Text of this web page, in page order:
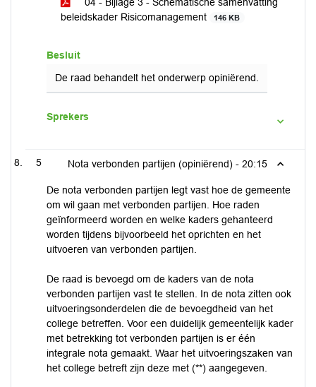
beleidskader Risicomanagement
146 KB
Besluit
De raad behandelt het onderwerp opiniërend.
Sprekers
5 Nota verbonden partijen (opiniërend) - 20:15
De nota verbonden partijen legt vast hoe de gemeente
om wil gaan met verbonden partijen. Hoe raden
geïnformeerd worden en welke kaders gehanteerd
worden tijdens bijvoorbeeld het oprichten en het
uitvoeren van verbonden partijen.
De raad is bevoegd om de kaders van de nota
verbonden partijen vast te stellen. In de nota zitten ook
uitvoeringsonderdelen die de bevoegdheid van het
college betreffen. Voor een duidelijk gemeentelijk kader
met betrekking tot verbonden partijen is er één
integrale nota gemaakt. Waar het uitvoeringszaken van
het college betreft zijn deze met (**) aangegeven.